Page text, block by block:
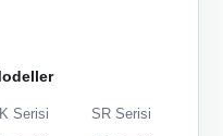
Serisi
SR Serisi